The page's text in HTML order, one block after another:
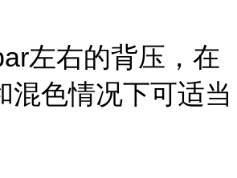
右的背压，在
混色情况下可适当